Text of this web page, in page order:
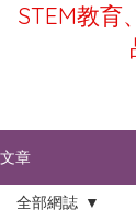
STEM教育
文章
全部網誌